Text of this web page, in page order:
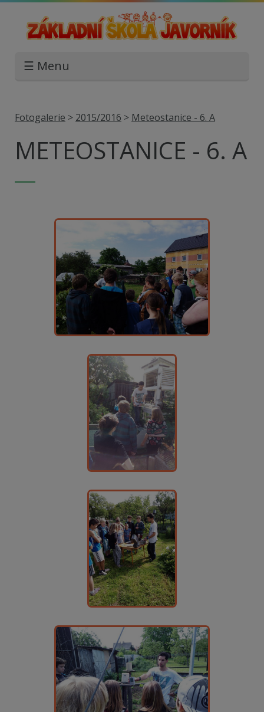
☰ Menu
Fotogalerie > 2015/2016 > Meteostanice - 6. A
METEOSTANICE - 6. A